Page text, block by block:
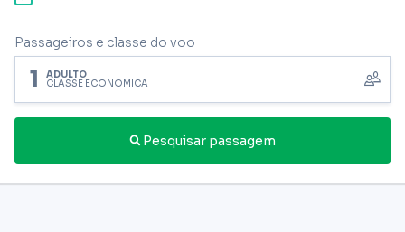
Passageiros e classe do voo
1 ADULTO
CLASSE ECONÔMICA
Pesquisar passagem